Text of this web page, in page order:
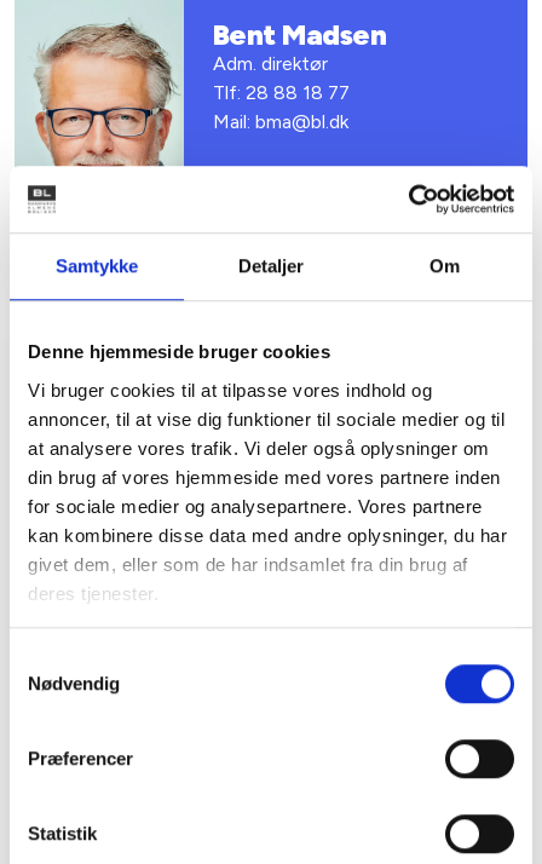
Samtykke Detaljer Om
Denne hjemmeside bruger cookies
Vi bruger cookies til at tilpasse vores indhold og
annoncer, til at vise dig funktioner til sociale medier og til
at analysere vores trafik. Vi deler også oplysninger om
din brug af vores hjemmeside med vores partnere inden
for sociale medier og analysepartnere. Vores partnere
kan kombinere disse data med andre oplysninger, du har
givet dem, eller som de har indsamlet fra din brug af
deres tjenester.
Nødvendig
Præferencer
Statistik
Bent Madsen
Adm. direktør
Tlf: 28 88 18 77
Mail: bma@bl.dk
Relateret indhold Viden
BL INFORMERER
Nye krav om fjernaflæste målere – alle
ejendomme skal være klar senest 1. januar
2027
08. juni 2026
Ansvar for nødforsyning i plejeboliger ved
08. juni 2026
BL INFORMERER